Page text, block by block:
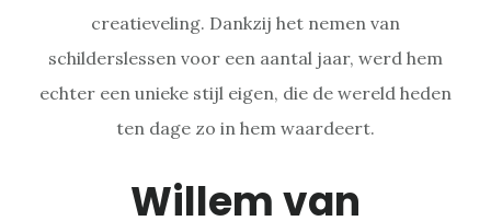
creatieveling. Dankzij het nemen van
schilderslessen voor een aantal jaar, werd hem
echter een unieke stijl eigen, die de wereld heden
ten dage zo in hem waardeert.
Willem van